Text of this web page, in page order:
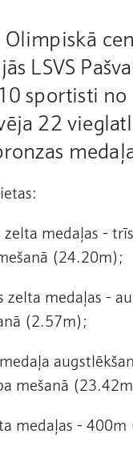
LSVS
sportisti
22
zelta medaļas -
(24.20m);
zelta medaļas -
(2.57m);
mešanā
medaļas -